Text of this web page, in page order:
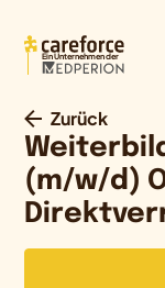
Ein Unternehmen der
Zurück
(m/w/d)